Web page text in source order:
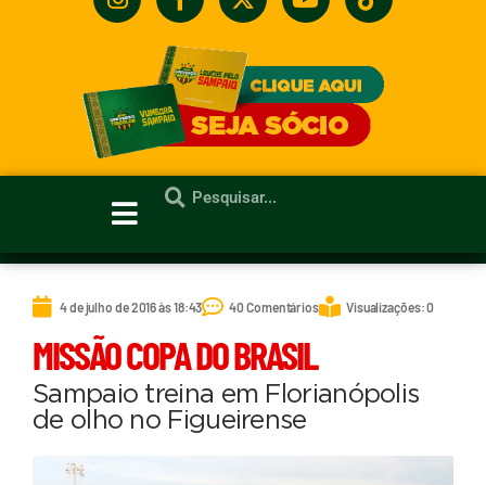
4 de julho de 2016 às 18:43 40 Comentários Visualizações: 0
MISSÃO COPA DO BRASIL
Sampaio treina em Florianópolis
de olho no Figueirense